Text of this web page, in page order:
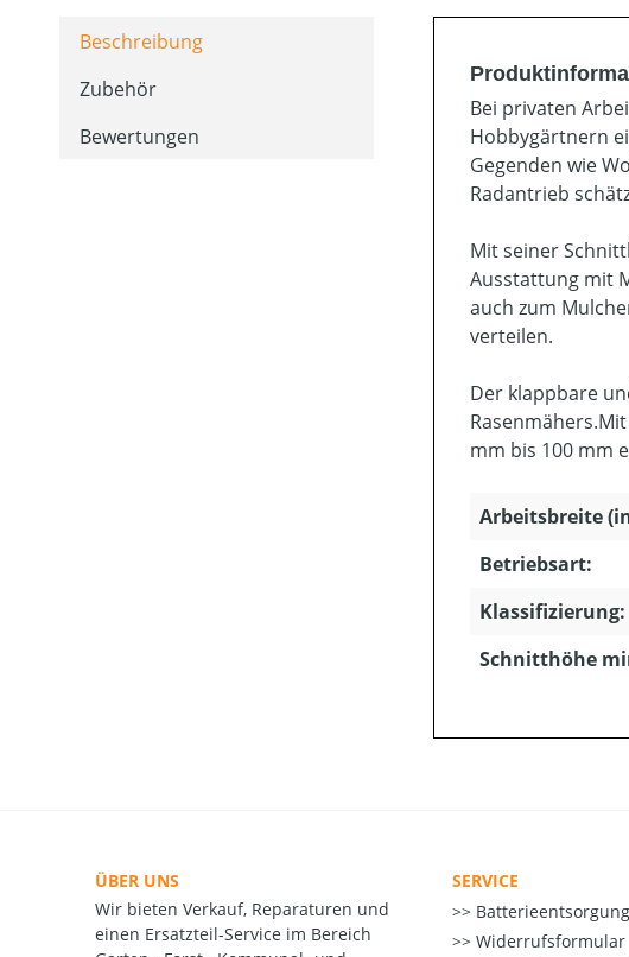
Beschreibung
Zubehör
Bewertungen
Bei privaten
Hobbygärtnern
Gegenden wie
Radantrieb
Mit seiner
Ausstattung mit
auch zum
verteilen.
Der klappbare
mm bis 100 mm
Arbeitsbreite
Betriebsart:
Klassifizierung:
Schnitthöhe
ÜBER UNS
Wir bieten Verkauf, Reparaturen und
einen Ersatzteil-Service im Bereich
SERVICE
Batterieentsorgung
Widerrufsformular